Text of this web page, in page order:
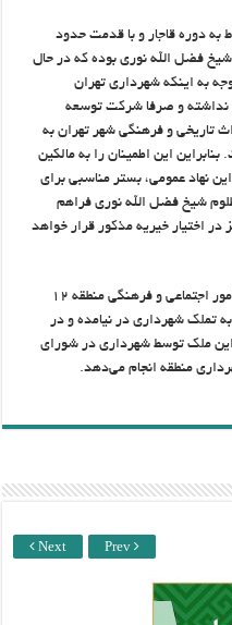
به دوره قاجار و با قدمت حدود
مدفن شهید شیخ فضل الله نوری بوده که در حال
به اینکه شهرداری تهران
نداشته و صرفا شرکت توسعه
تاریخی و فرهنگی شهر تهران به
این اطمینان را به مالکین
نهاد عمومی، بستر مناسبی برای
شیخ فضل الله نوری فراهم
اختیار خیریه مذکور قرار خواهد
پیش از این خداوردی، سرپرست معاونت امور اجتماعی و فرهنگی منطقه ۱۲
تملک شهرداری در نیامده و در
ملک توسط شهرداری در شورای
منطقه انجام می‌دهد.
Next Prev